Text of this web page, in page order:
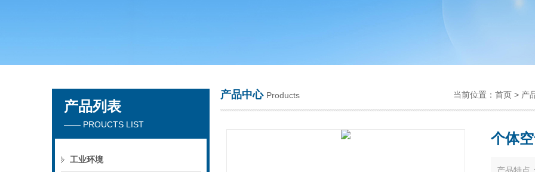
产品列表
—— PROUCTS LIST
工业环境
产品中心 Products 当前位置： 首页 > 产
个体